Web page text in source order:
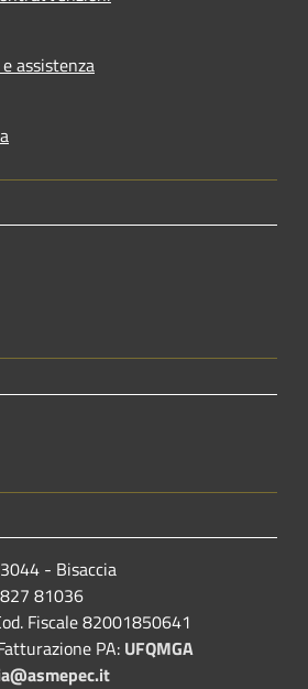
assistenza
- Bisaccia
81036
Fiscale 82001850641
PA: UFQMGA